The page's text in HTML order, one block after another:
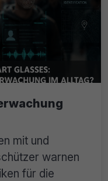
mit und
warnen
für die